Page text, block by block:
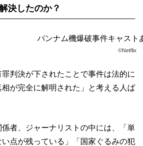
決したのか？
©Netflix
判決が下されたことで事件は法的に
が完全に解明された」と考える人ば
者、ジャーナリストの中には、「単
点が残っている」「国家ぐるみの犯